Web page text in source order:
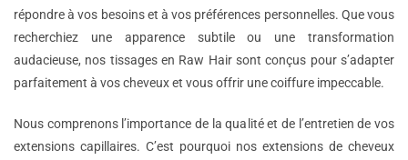
répondre à vos besoins et à vos préférences personnelles. Que vous
recherchiez une apparence subtile ou une transformation
audacieuse, nos tissages en Raw Hair sont conçus pour s’adapter
parfaitement à vos cheveux et vous offrir une coiffure impeccable.
Nous comprenons l’importance de la qualité et de l’entretien de vos
extensions capillaires. C’est pourquoi nos extensions de cheveux